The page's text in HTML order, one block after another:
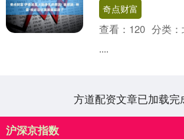
奇点财富
查看： 120 分类：
....
方道配资文章已加载完
沪深京指数